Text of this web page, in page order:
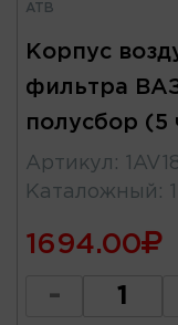
ATB
Корпус
фильтра
полусбор (5
Артикул :
Каталожный :
1694.00
-